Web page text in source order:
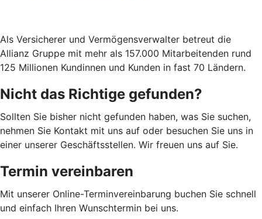
Als Versicherer und Vermögensverwalter betreut die
Allianz Gruppe mit mehr als 157.000 Mitarbeitenden rund
125 Millionen Kundinnen und Kunden in fast 70 Ländern.
Nicht das Richtige gefunden?
Sollten Sie bisher nicht gefunden haben, was Sie suchen,
nehmen Sie Kontakt mit uns auf oder besuchen Sie uns in
einer unserer Geschäftsstellen. Wir freuen uns auf Sie.
Termin vereinbaren
Mit unserer Online-Terminvereinbarung buchen Sie schnell
und einfach Ihren Wunschtermin bei uns.